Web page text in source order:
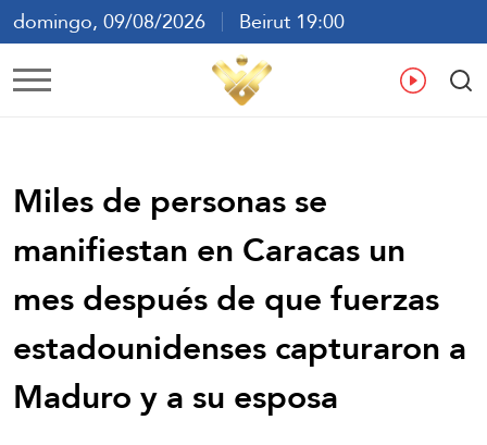
domingo, 09/08/2026
Beirut 19:00
ع En
Miles de personas se
manifiestan en Caracas un
mes después de que fuerzas
estadounidenses capturaron a
Maduro y a su esposa